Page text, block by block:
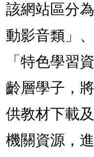
該網站區分
動影音類」
「特色學習
齡層學子，
供教材下載
機關資源，